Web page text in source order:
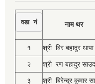
वडा नं नाम थर
१ श्री बिर बहादुर थापा
२ श्री रण बहादुर साउद
३ श्री बिरेन्द्र कुमार